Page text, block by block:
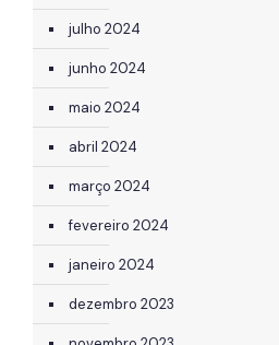
julho 2024
junho 2024
maio 2024
abril 2024
março 2024
fevereiro 2024
janeiro 2024
dezembro 2023